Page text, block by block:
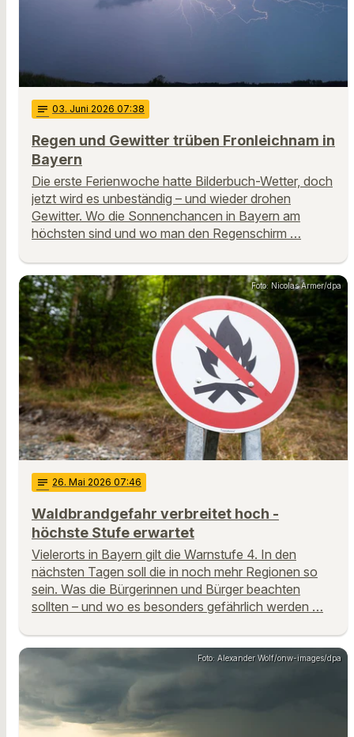
notes 03. Juni 2026 07:38
Regen und Gewitter trüben Fronleichnam in
Bayern
Die erste Ferienwoche hatte Bilderbuch-Wetter, doch
jetzt wird es unbeständig – und wieder drohen
Gewitter. Wo die Sonnenchancen in Bayern am
höchsten sind und wo man den Regenschirm …
Foto: Nicolas Armer/dpa
notes 26. Mai 2026 07:46
Waldbrandgefahr verbreitet hoch -
höchste Stufe erwartet
Vielerorts in Bayern gilt die Warnstufe 4. In den
nächsten Tagen soll die in noch mehr Regionen so
sein. Was die Bürgerinnen und Bürger beachten
sollten – und wo es besonders gefährlich werden …
Foto: Alexander Wolf/onw-images/dpa